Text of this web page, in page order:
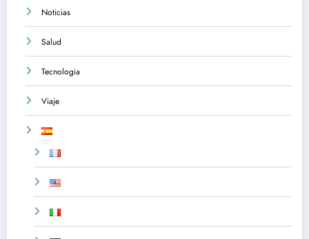
Noticias
Salud
Tecnologia
Viaje